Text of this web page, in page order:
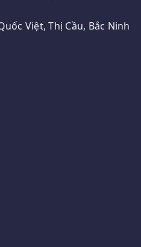
Việt, Thị Cầu, Bắc Ninh